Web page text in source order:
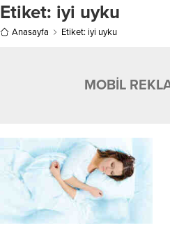
Etiket: iyi uyku
Anasayfa Etiket: iyi uyku
MOBİL